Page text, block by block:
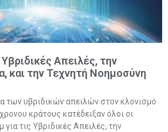
Απειλές, την
και την Τεχνητή Νοημοσύνη
των υβριδικών απειλών στον κλονισμό
κράτους κατέδειξαν όλοι οι
τις Υβριδικές Απειλές, την